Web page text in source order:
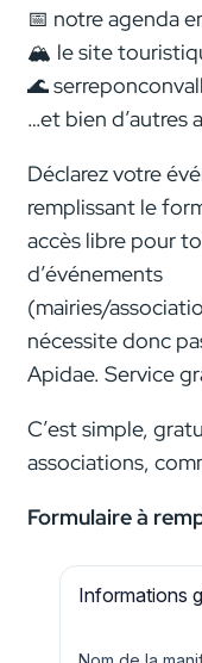
📅 notre agenda
🏔️ le site
🌊
…et bien d’autres
Déclarez votre
remplissant le
accès libre pour
d’événements
(mairies/
nécessite donc
Apidae. Service
C’est simple,
associations,
Formulaire à